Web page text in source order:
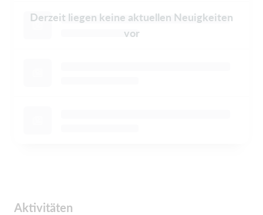
Derzeit liegen keine aktuellen Neuigkeiten
vor
Aktivitäten